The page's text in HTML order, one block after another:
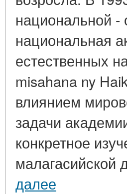
национальной -
национальная
естественных
misahana ny
влиянием
задачи
конкретное
малагасийской
далее